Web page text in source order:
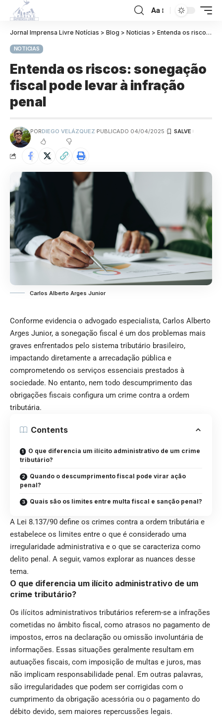
Aa
Jornal Imprensa Livre Notícias > Blog > Noticias > Entenda os riscos: sonegação fiscal pode levar à infração penal
NOTICIAS
Entenda os riscos: sonegação
fiscal pode levar à infração
penal
PORDIEGO VELÁZQUEZ PUBLICADO 04/04/2025
Carlos Alberto Arges Junior
Conforme evidencia o advogado especialista, Carlos Alberto
Arges Junior, a sonegação fiscal é um dos problemas mais
graves enfrentados pelo sistema tributário brasileiro,
impactando diretamente a arrecadação pública e
comprometendo os serviços essenciais prestados à
sociedade. No entanto, nem todo descumprimento das
obrigações fiscais configura um crime contra a ordem
tributária.
Contents
O que diferencia um ilícito administrativo de um crime
tributário?
Quando o descumprimento fiscal pode virar ação
penal?
Quais são os limites entre multa fiscal e sanção penal?
A Lei 8.137/90 define os crimes contra a ordem tributária e
estabelece os limites entre o que é considerado uma
irregularidade administrativa e o que se caracteriza como
delito penal. A seguir, vamos explorar as nuances desse
tema.
O que diferencia um ilícito administrativo de um
crime tributário?
Os ilícitos administrativos tributários referem-se a infrações
cometidas no âmbito fiscal, como atrasos no pagamento de
impostos, erros na declaração ou omissão involuntária de
informações. Essas situações geralmente resultam em
autuações fiscais, com imposição de multas e juros, mas
não implicam responsabilidade penal. Em outras palavras,
são irregularidades que podem ser corrigidas com o
cumprimento da obrigação acessória ou o pagamento do
débito devido, sem maiores repercussões legais.